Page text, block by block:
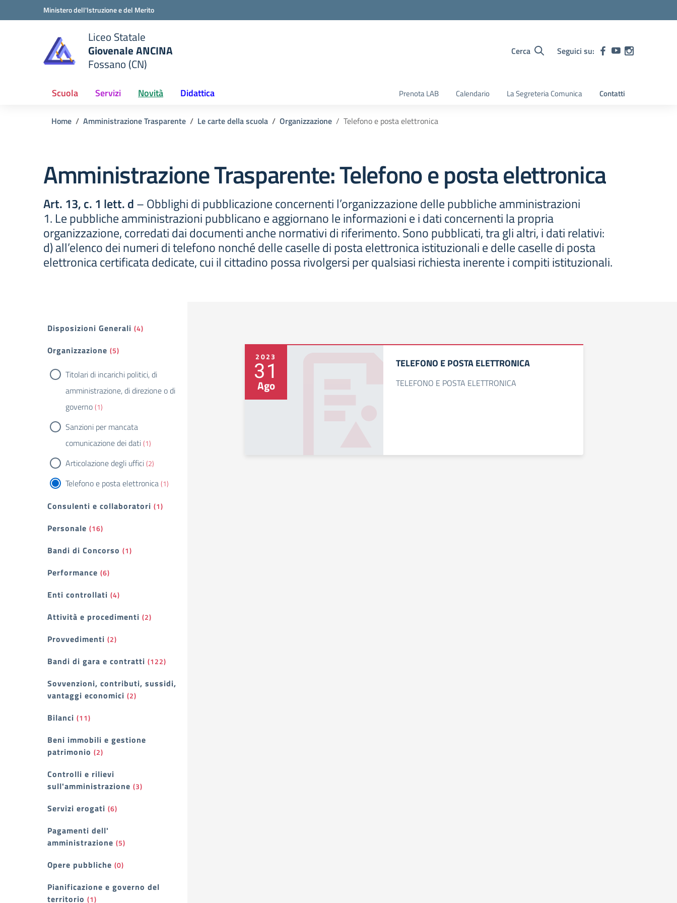
Vai ai contenuti
Vai al menu di navigazioneMinistero dell'Istruzione e del Merito
scuola
Liceo Statale
Giovenale ANCINA
Fossano (CN)
Cerca Seguici su:
Scuola Servizi Novità Didattica Prenota LAB Calendario La Segreteria Comunica Contatti
Home Amministrazione Trasparente Le carte della scuola Organizzazione Telefono e posta elettronica
Amministrazione Trasparente:Telefono e posta elettronica
Art. 13, c. 1 lett. d– Obblighi di pubblicazione concernenti l’organizzazione delle pubbliche amministrazioni
1. Le pubbliche amministrazioni pubblicano e aggiornano le informazioni e i dati concernenti la propria
organizzazione, corredati dai documenti anche normativi di riferimento. Sono pubblicati, tra gli altri, i dati relativi:
d) all’elenco dei numeri di telefono nonché delle caselle di posta elettronica istituzionali e delle caselle di posta
elettronica certificata dedicate, cui il cittadino possa rivolgersi per qualsiasi richiesta inerente i compiti istituzionali.
Filtri
Disposizioni Generali (4)
Organizzazione (5)
Titolari di incarichi politici, di
amministrazione, di direzione o di
governo(1)
Sanzioni per mancata
comunicazione dei dati(1)
Articolazione degli uffici(2)
Telefono e posta elettronica(1)
Consulenti e collaboratori (1)
Personale (16)
Bandi di Concorso (1)
Performance (6)
Enti controllati (4)
Attività e procedimenti (2)
Provvedimenti (2)
Bandi di gara e contratti (122)
Sovvenzioni, contributi, sussidi,
vantaggi economici (2)
Bilanci (11)
Beni immobili e gestione
patrimonio (2)
Controlli e rilievi
sull'amministrazione (3)
Servizi erogati (6)
Pagamenti dell'
amministrazione (5)
Opere pubbliche (0)
Pianificazione e governo del
territorio (1)
2023
31
Ago
TELEFONO E POSTA ELETTRONICA
TELEFONO E POSTA ELETTRONICA